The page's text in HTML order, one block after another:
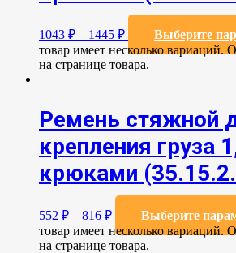
1043 ₽ – 1445 ₽ Выберите
товар имеет несколько
на странице товара.
Ремень стяжной
крепления груза
крюками
552 ₽ – 816 ₽ Выберите
товар имеет несколько
на странице товара.